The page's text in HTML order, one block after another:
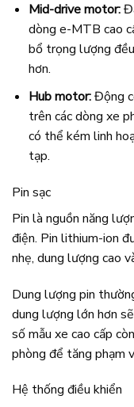
Mid-drive motor:
dòng e-MTB cao
bổ trọng lượng
hơn.
Hub motor:Động
trên các dòng xe
có thể kém linh
tạp.
Pin sạc
Pin là nguồn năng
điện. Pin lithium-ion
nhẹ, dung lượng cao
Dung lượng pin
dung lượng lớn hơn
số mẫu xe cao cấp
phòng để tăng phạm
Hệ thống điều khiển